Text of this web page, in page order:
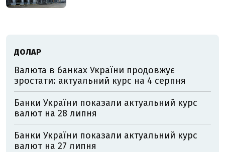
ДОЛАР
Валюта в банках України продовжує
зростати: актуальний курс на 4 серпня
Банки України показали актуальний курс
валют на 28 липня
Банки України показали актуальний курс
валют на 27 липня